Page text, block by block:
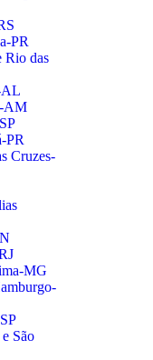
PR
Rio das
AL
AM
PR
Cruzes-
MG
São